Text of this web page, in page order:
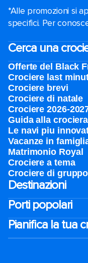
*Alle promozioni si
specifici. Per
Cerca una
Offerte del Black
Crociere last
Crociere brevi​
Crociere di natale​
Crociere 2026-
Guida alla crociera
Le navi piu
Vacanze in
Matrimonio Royal
Crociere a tema
Crociere di gruppo
Destinazioni
Porti popolari
Pianifica la tua